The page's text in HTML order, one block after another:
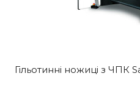
Гільотинні ножиці з ЧПК